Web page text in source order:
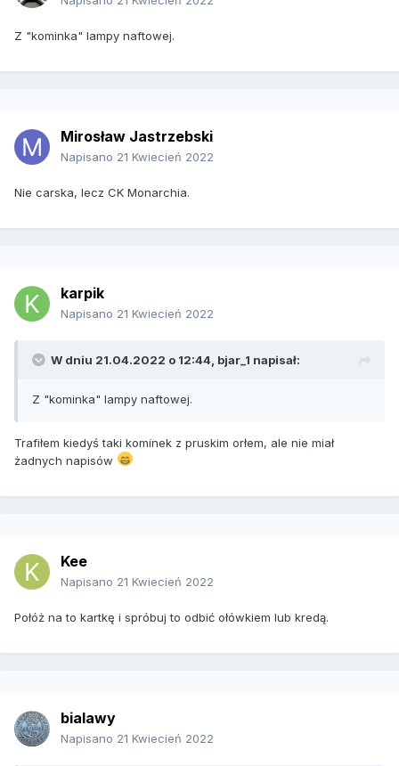
Z "kominka" lampy naftowej.
Mirosław Jastrzebski
Napisano 21 Kwiecień 2022
Nie carska, lecz CK Monarchia.
karpik
Napisano 21 Kwiecień 2022
W dniu 21.04.2022 o 12:44, bjar_1 napisał:
Z "kominka" lampy naftowej.
Trafiłem kiedyś taki kominek z pruskim orłem, ale nie miał
żadnych napisów
Kee
Napisano 21 Kwiecień 2022
Połóż na to kartkę i spróbuj to odbić ołówkiem lub kredą.
bialawy
Napisano 21 Kwiecień 2022